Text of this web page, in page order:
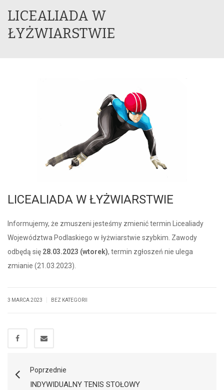
LICEALIADA W
ŁYŻWIARSTWIE
LICEALIADA W ŁYŻWIARSTWIE
Informujemy, że zmuszeni jesteśmy zmienić termin Licealiady
Województwa Podlaskiego w łyżwiarstwie szybkim. Zawody
odbędą się 28.03.2023 (wtorek), termin zgłoszeń nie ulega
zmianie (21.03.2023).
3 MARCA 2023 BEZ KATEGORII
Poprzednie
INDYWIDUALNY TENIS STOŁOWY